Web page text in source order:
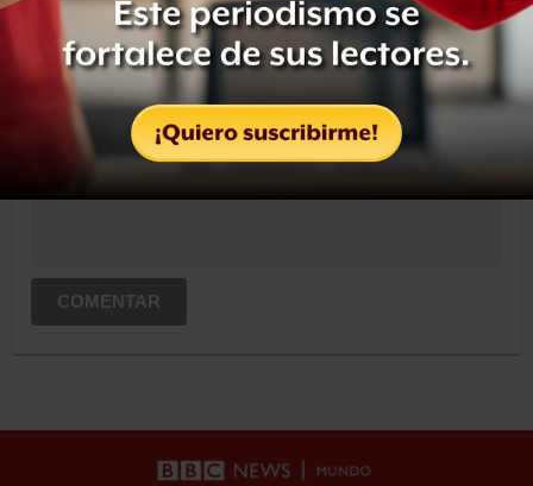
OCULTAR COMENTARIOS
Iniciar sesión Registrate
Suscribete para comentar...
COMENTAR